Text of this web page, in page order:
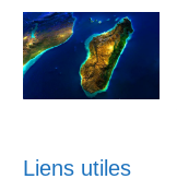
Liens utiles